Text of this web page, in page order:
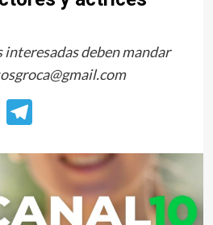
interesadas deben mandar
EmailTelegram